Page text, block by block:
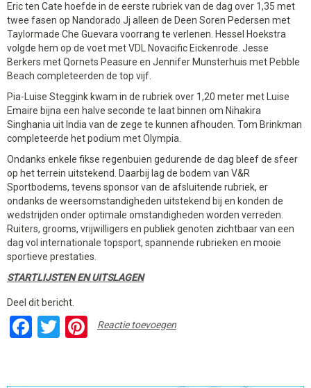
Eric ten Cate hoefde in de eerste rubriek van de dag over 1,35 met
twee fasen op Nandorado Jj alleen de Deen Soren Pedersen met
Taylormade Che Guevara voorrang te verlenen. Hessel Hoekstra
volgde hem op de voet met VDL Novacific Eickenrode. Jesse
Berkers met Qornets Peasure en Jennifer Munsterhuis met Pebble
Beach completeerden de top vijf.
Pia-Luise Steggink kwam in de rubriek over 1,20 meter met Luise
Emaire bijna een halve seconde te laat binnen om Nihakira
Singhania uit India van de zege te kunnen afhouden. Tom Brinkman
completeerde het podium met Olympia.
Ondanks enkele fikse regenbuien gedurende de dag bleef de sfeer
op het terrein uitstekend. Daarbij lag de bodem van V&R
Sportbodems, tevens sponsor van de afsluitende rubriek, er
ondanks de weersomstandigheden uitstekend bij en konden de
wedstrijden onder optimale omstandigheden worden verreden.
Ruiters, grooms, vrijwilligers en publiek genoten zichtbaar van een
dag vol internationale topsport, spannende rubrieken en mooie
sportieve prestaties.
STARTLIJSTEN EN UITSLAGEN
Deel dit bericht.
Facebook
TwitterPinterest
Reactie toevoegen